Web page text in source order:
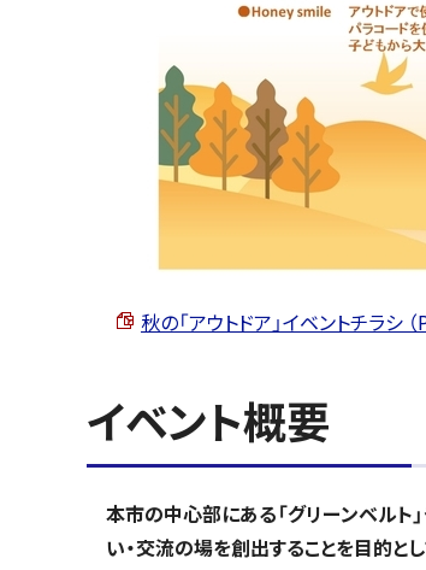
秋の「アウトドア」イベントチラシ
イベント概要
本市の中心部にある「グリーンベルト
い・交流の場を創出することを目的と